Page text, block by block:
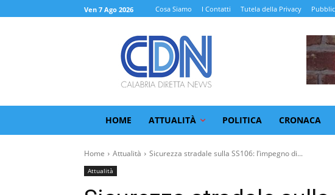
Ven 7 Ago 2026 Cosa Siamo I Contatti Tutela della Privacy
HOME ATTUALITÀ POLITICA CRONACA
Home Attualità Sicurezza stradale sulla SS106: l’impegno di...
Attualità